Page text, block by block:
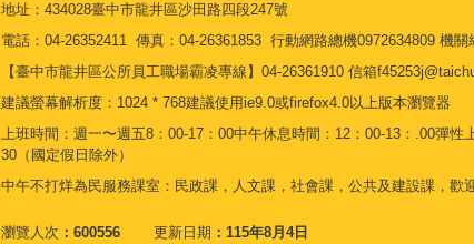
地址：434028臺中市龍井區沙田路四段247號
電話：04-26352411 傳真：04-26361853 行動網路總機0972634809 機關
【臺中市龍井區公所員工職場霸凌專線】04-26361910 信箱
建議螢幕解析度：1024 * 768建議使用ie9.0或firefox4.0以上版本瀏覽器
上班時間：週一〜週五8：00-17：00中午休息時間：12：00-13：.00彈性
30（國定假日除外）
中午不打烊為民服務課室：民政課，人文課，社會課，公共及建設課，歡
瀏覽人次 600556 更新日期 115年8月4日